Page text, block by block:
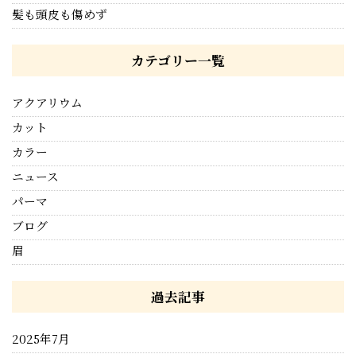
髪も頭皮も傷めず
カテゴリー一覧
アクアリウム
カット
カラー
ニュース
パーマ
ブログ
眉
過去記事
2025年7月